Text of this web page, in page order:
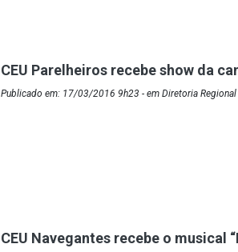
CEU Parelheiros recebe show da
Publicado em: 17/03/2016 9h23 - em Diretoria
CEU Navegantes recebe o musical